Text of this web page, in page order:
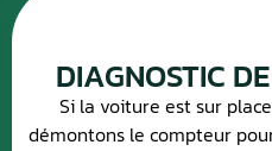
DIAGNOSTIC
Si la voiture est sur
démontons le compteur